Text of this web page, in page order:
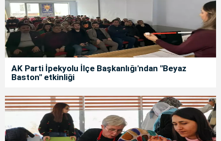
AK Parti İpekyolu İlçe Başkanlığı'ndan "Beyaz
Baston" etkinliği